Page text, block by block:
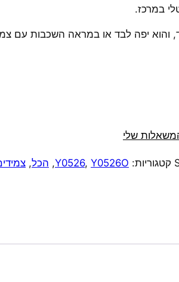
במרכז.
והוא יפה לבד או במראה השכבות עם
שלי
קטגוריות: Y0526, Y0526O
, הכל,